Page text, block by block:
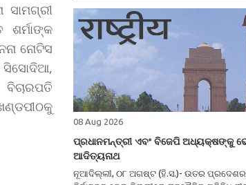
ସାମଗ୍ରୀ
ନୋଟିସ
ସିସୋଦିଆ,
08 Aug 2026
ପ୍ରଧାନମନ୍ତ୍ରୀ ଏବଂ ବିଜେପି ଅଧ୍ୟକ୍ଷଙ୍କୁ
ଆଦିତ୍ୟନାଥ
ନୂଆଦିଲ୍ଲୀ, ୦୮ ଅଗଷ୍ଟ (ହି.ସ.)- ଉତର ପ୍ରଦେଶର ଆଗାମୀ ବିଧାନସଭା